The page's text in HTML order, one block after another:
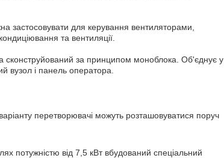
застосовувати для керування вентиляторами,
та вентиляції.
сконструйований за принципом моноблока. Об'єднує у
вузол і панель оператора.
перетворювачі можуть розташовуватися поруч
потужністю від 7,5 кВт вбудований спеціальний